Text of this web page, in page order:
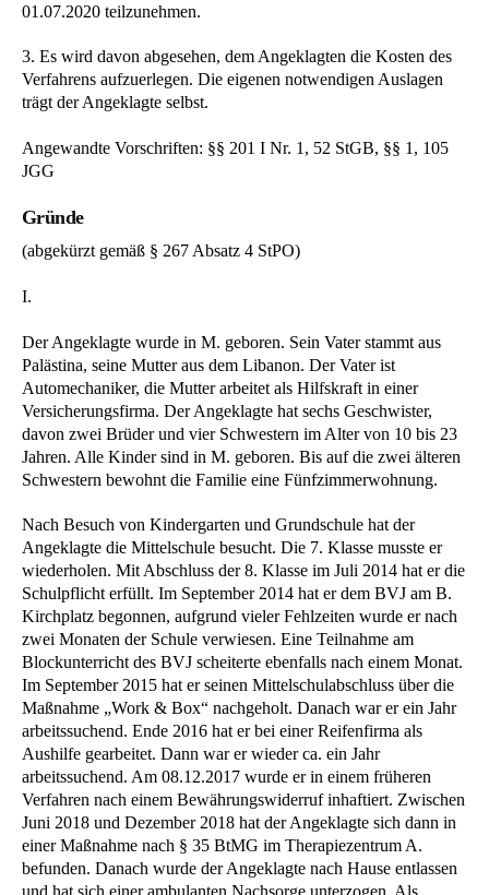
01.07.2020 teilzunehmen.
3. Es wird davon abgesehen, dem Angeklagten die Kosten des
Verfahrens aufzuerlegen. Die eigenen notwendigen Auslagen
trägt der Angeklagte selbst.
Angewandte Vorschriften: §§ 201 I Nr. 1, 52 StGB, §§ 1, 105
JGG
Gründe
(abgekürzt gemäß § 267 Absatz 4 StPO)
I.
Der Angeklagte wurde in M. geboren. Sein Vater stammt aus
Palästina, seine Mutter aus dem Libanon. Der Vater ist
Automechaniker, die Mutter arbeitet als Hilfskraft in einer
Versicherungsfirma. Der Angeklagte hat sechs Geschwister,
davon zwei Brüder und vier Schwestern im Alter von 10 bis 23
Jahren. Alle Kinder sind in M. geboren. Bis auf die zwei älteren
Schwestern bewohnt die Familie eine Fünfzimmerwohnung.
Nach Besuch von Kindergarten und Grundschule hat der
Angeklagte die Mittelschule besucht. Die 7. Klasse musste er
wiederholen. Mit Abschluss der 8. Klasse im Juli 2014 hat er die
Schulpflicht erfüllt. Im September 2014 hat er dem BVJ am B.
Kirchplatz begonnen, aufgrund vieler Fehlzeiten wurde er nach
zwei Monaten der Schule verwiesen. Eine Teilnahme am
Blockunterricht des BVJ scheiterte ebenfalls nach einem Monat.
Im September 2015 hat er seinen Mittelschulabschluss über die
Maßnahme „Work & Box“ nachgeholt. Danach war er ein Jahr
arbeitssuchend. Ende 2016 hat er bei einer Reifenfirma als
Aushilfe gearbeitet. Dann war er wieder ca. ein Jahr
arbeitssuchend. Am 08.12.2017 wurde er in einem früheren
Verfahren nach einem Bewährungswiderruf inhaftiert. Zwischen
Juni 2018 und Dezember 2018 hat der Angeklagte sich dann in
einer Maßnahme nach § 35 BtMG im Therapiezentrum A.
befunden. Danach wurde der Angeklagte nach Hause entlassen